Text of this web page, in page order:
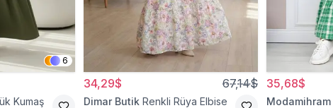
6
Kumaş
34,29$ 67,14$
Dimar Butik Renkli Rüya Elbise
35,68$
Modamihram